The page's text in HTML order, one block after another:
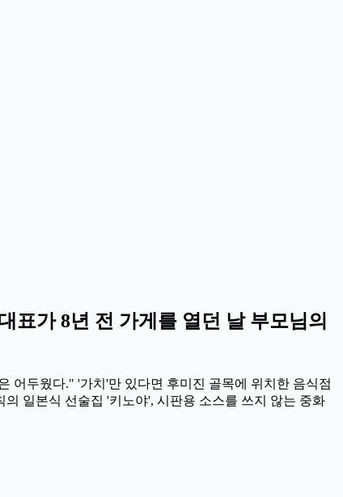
표가 8년 전 가게를 열던 날 부모님의
어두웠다." '가치'만 있다면 후미진 골목에 위치한 음식점
일본식 선술집 '키노야', 시판용 소스를 쓰지 않는 중화